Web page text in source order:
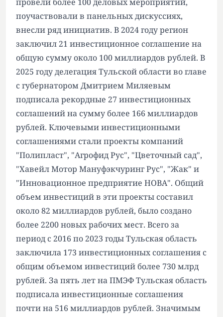
поучаствовали в панельных дискуссиях,
внесли ряд инициатив. В 2024 году регион
заключил 21 инвестиционное соглашение на
общую сумму около 100 миллиардов рублей. В
2025 году делегация Тульской области во главе
с губернатором Дмитрием Миляевым
подписала рекордные 27 инвестиционных
соглашений на сумму более 166 миллиардов
рублей. Ключевыми инвестиционными
соглашениями стали проекты компаний
"Полипласт", "Агрофид Рус", "Цветочный сад",
"Хавейл Мотор Мануфэкчуринг Рус", "Жак" и
"Инновационное предприятие НОВА". Общий
объем инвестиций в эти проекты составил
около 82 миллиардов рублей, было создано
более 2200 новых рабочих мест. Всего за
период с 2016 по 2023 годы Тульская область
заключила 173 инвестиционных соглашения с
общим объемом инвестиций более 730 млрд
рублей. За пять лет на ПМЭФ Тульская область
подписала инвестиционные соглашения
почти на 516 миллиардов рублей. Значимым